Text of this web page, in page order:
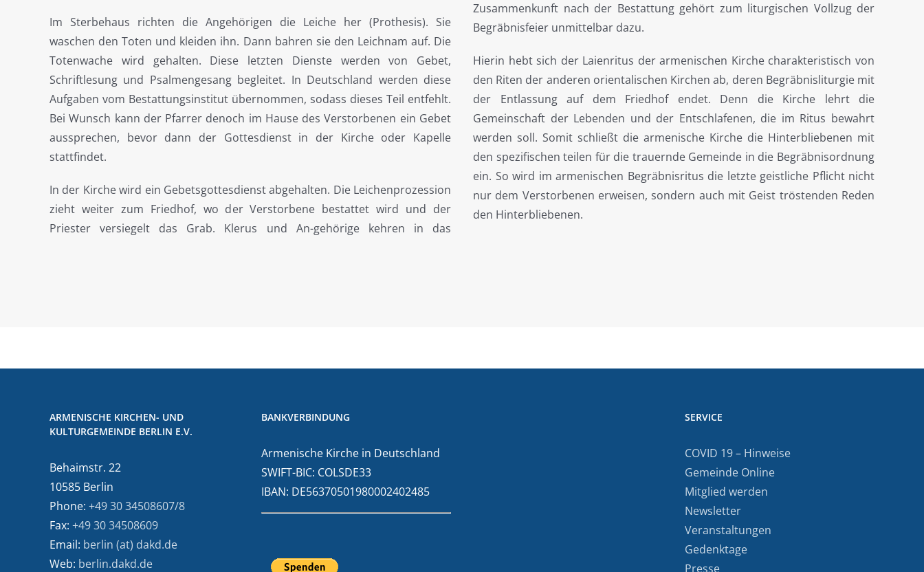
Im Sterbehaus richten die Angehörigen die Leiche her (Prothesis). Sie
waschen den Toten und kleiden ihn. Dann bahren sie den Leichnam auf. Die
Totenwache wird gehalten. Diese letzten Dienste werden von Gebet,
Schriftlesung und Psalmengesang begleitet. In Deutschland werden diese
Aufgaben vom Bestattungsinstitut übernommen, sodass dieses Teil entfehlt.
Bei Wunsch kann der Pfarrer denoch im Hause des Verstorbenen ein Gebet
aussprechen, bevor dann der Gottesdienst in der Kirche oder Kapelle
stattfindet.
In der Kirche wird ein Gebetsgottesdienst abgehalten. Die Leichenprozession
zieht weiter zum Friedhof, wo der Verstorbene bestattet wird und der
Priester versiegelt das Grab. Klerus und An-gehörige kehren in das
Zusammenkunft nach der Bestattung gehört zum liturgischen Vollzug der
Begräbnisfeier unmittelbar dazu.
Hierin hebt sich der Laienritus der armenischen Kirche charakteristisch von
den Riten der anderen orientalischen Kirchen ab, deren Begräbnisliturgie mit
der Entlassung auf dem Friedhof endet. Denn die Kirche lehrt die
Gemeinschaft der Lebenden und der Entschlafenen, die im Ritus bewahrt
werden soll. Somit schließt die armenische Kirche die Hinterbliebenen mit
den spezifischen teilen für die trauernde Gemeinde in die Begräbnisordnung
ein. So wird im armenischen Begräbnisritus die letzte geistliche Pflicht nicht
nur dem Verstorbenen erweisen, sondern auch mit Geist tröstenden Reden
den Hinterbliebenen.
ARMENISCHE KIRCHEN- UND
KULTURGEMEINDE BERLIN E.V.
Behaimstr. 22
10585 Berlin
Phone: +49 30 34508607/8
Fax: +49 30 34508609
Email: berlin (at) dakd.de
Web: berlin.dakd.de
BANKVERBINDUNG
Armenische Kirche in Deutschland
SWIFT-BIC: COLSDE33
IBAN: DE56370501980002402485
SERVICE
COVID 19 – Hinweise
Gemeinde Online
Mitglied werden
Newsletter
Veranstaltungen
Gedenktage
Presse